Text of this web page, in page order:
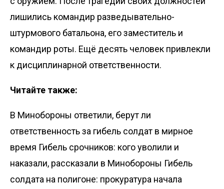
лишились командир разведывательно-
штурмового батальона, его заместитель и
командир роты. Ещё десять человек привлекли
к дисциплинарной ответственности.
Читайте также:
В Минобороны ответили, берут ли
ответственность за гибель солдат в мирное
время Гибель срочников: кого уволили и
наказали, рассказали в Минобороны Гибель
солдата на полигоне: прокуратура начала